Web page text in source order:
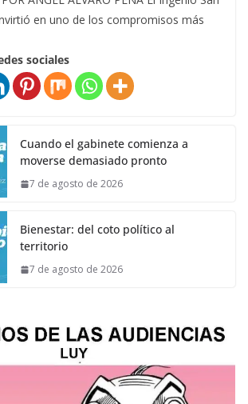
en uno de los compromisos más
sociales
Cuando el gabinete comienza a
moverse demasiado pronto
7 de agosto de 2026
Bienestar: del coto político al
territorio
7 de agosto de 2026